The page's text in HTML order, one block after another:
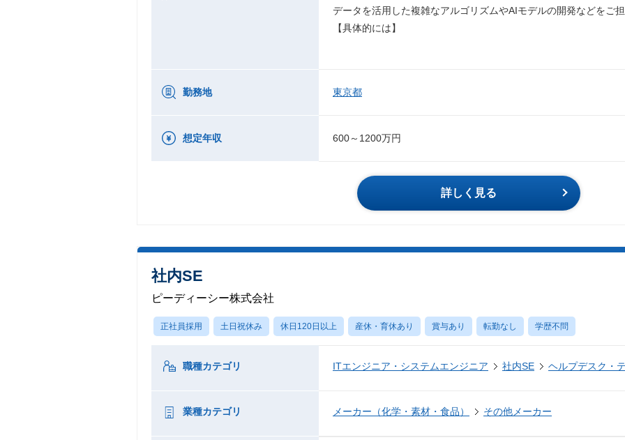
データを活用した複雑なアルゴリズムやAIモデルの開発などをご担
【具体的には】
勤務地 東京都
想定年収 600～1200万円
詳しく見る
社内SE
ピーディーシー株式会社
正社員採用 土日祝休み 休日120日以上 産休・育休あり 賞与あり 転勤なし 学歴不問
職種カテゴリ ITエンジニア・システムエンジニア 社内SE ヘルプデスク・
業種カテゴリ メーカー（化学・素材・食品） その他メーカー